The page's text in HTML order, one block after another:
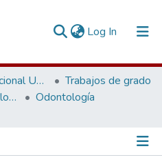
Log In (current)
Repositorio institucional Unicoc, RI-unicoc
Trabajos de grado
Colegio Odontológico Colombiano
Odontología